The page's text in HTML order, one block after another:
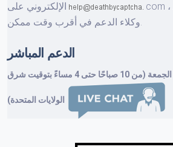
com ،
وكلاء الدعم في أقرب وقت ممكن.
الدعم المباشر
متاح من الاثنين إلى الجمعة (من 10 صباحًا حتى 4 مساءً بتوقيت شرق
الولايات المتحدة)